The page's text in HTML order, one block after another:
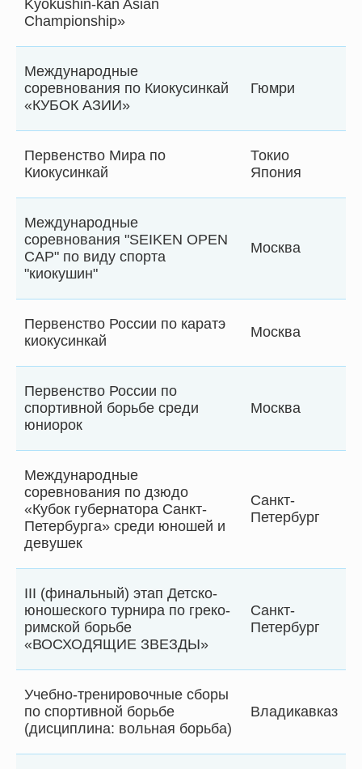
Kyokushin-kan Asian
Championship»
Международные
соревнования по Киокусинкай
«КУБОК АЗИИ»
Гюмри
Первенство Мира по
Киокусинкай
Токио
Япония
Международные
соревнования "SEIKEN OPEN
CAP" по виду спорта
"киокушин"
Москва
Первенство России по каратэ
киокусинкай
Москва
Первенство России по
спортивной борьбе среди
юниорок
Москва
Международные
соревнования по дзюдо
«Кубок губернатора Санкт-
Петербурга» среди юношей и
девушек
Санкт-
Петербург
III (финальный) этап Детско-
юношеского турнира по греко-
римской борьбе
«ВОСХОДЯЩИЕ ЗВЕЗДЫ»
Санкт-
Петербург
Учебно-тренировочные сборы
по спортивной борьбе
(дисциплина: вольная борьба)
Владикавказ